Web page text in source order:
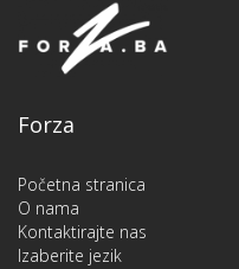
Forza
Početna stranica
O nama
Kontaktirajte nas
Izaberite jezik